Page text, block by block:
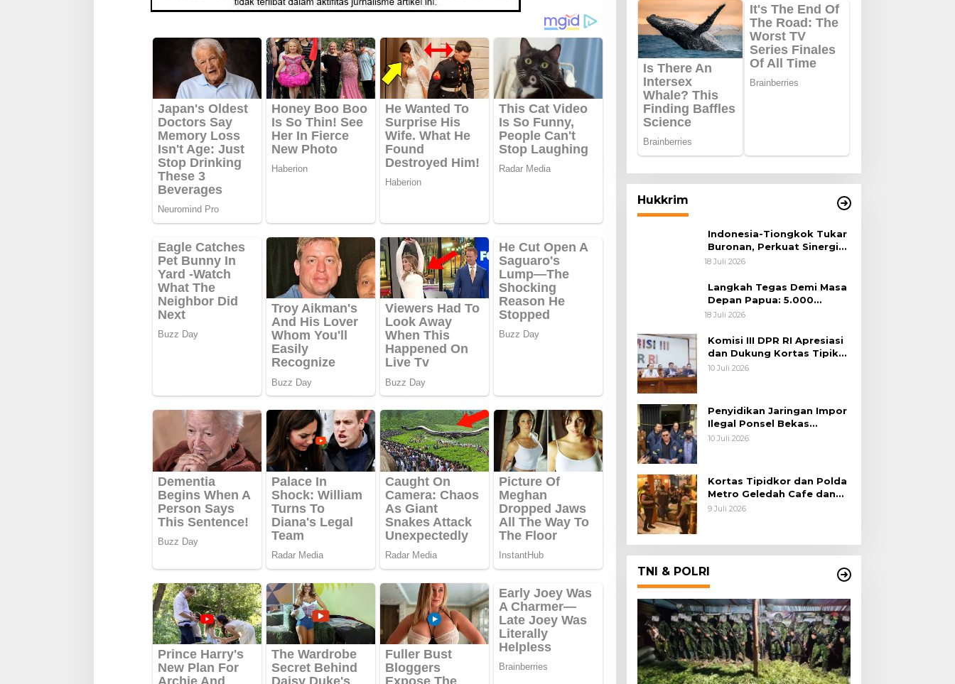
Hukkrim
Indonesia-Tiongkok Tukar
Buronan, Perkuat Sinergi
Penegakan Hukum Lintas
18 Juli 2026
Langkah Tegas Demi Masa
Depan Papua: 5.000
Batang Ganja Berhasil
Habema
18 Juli 2026
Komisi III DPR RI Apresiasi
dan Dukung Kortas Tipikor
Polri Usut Dugaan Korupsi
10 Juli 2026
Penyidikan Jaringan Impor
Ilegal Ponsel Bekas
Rampung, Tiga Tersangka
10 Juli 2026
Kortas Tipidkor dan Polda
Metro Geledah Cafe dan
Money Changer
9 Juli 2026
TNI & POLRI